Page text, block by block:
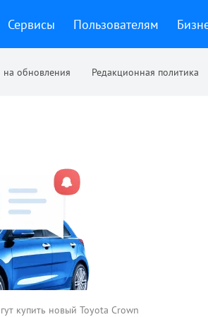
Сервисы Пользователям
обновления Редакционная политика
купить новый Toyota Crown